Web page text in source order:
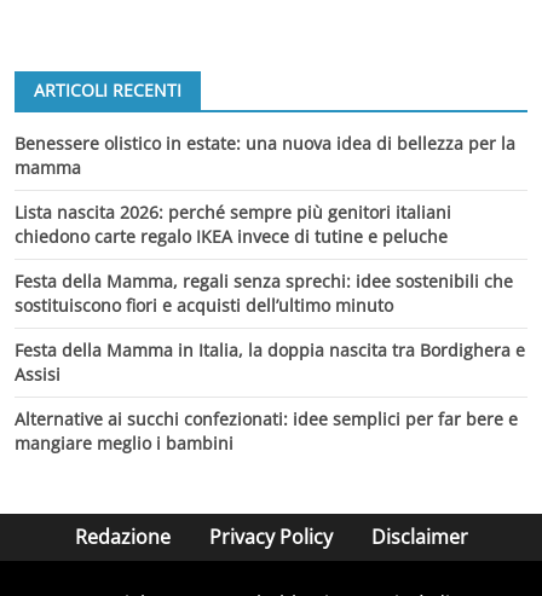
ARTICOLI RECENTI
Benessere olistico in estate: una nuova idea di bellezza per la
mamma
Lista nascita 2026: perché sempre più genitori italiani
chiedono carte regalo IKEA invece di tutine e peluche
Festa della Mamma, regali senza sprechi: idee sostenibili che
sostituiscono fiori e acquisti dell’ultimo minuto
Festa della Mamma in Italia, la doppia nascita tra Bordighera e
Assisi
Alternative ai succhi confezionati: idee semplici per far bere e
mangiare meglio i bambini
Redazione Privacy Policy Disclaimer